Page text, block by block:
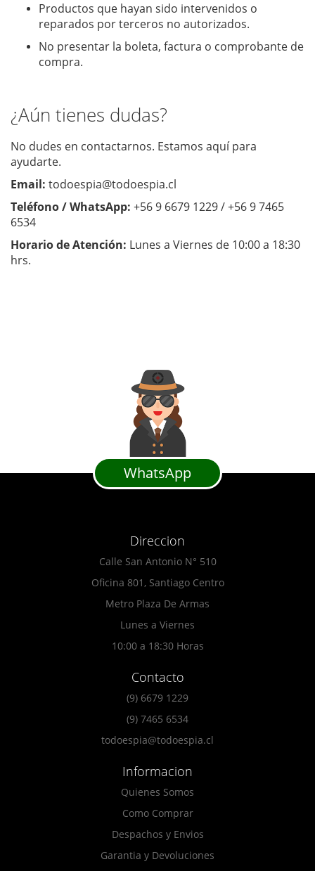
Productos que hayan sido intervenidos o
reparados por terceros no autorizados.
No presentar la boleta, factura o comprobante de
compra.
¿Aún tienes dudas?
No dudes en contactarnos. Estamos aquí para
ayudarte.
Email: todoespia@todoespia.cl
Teléfono / WhatsApp: +56 9 6679 1229 / +56 9 7465
6534
Horario de Atención: Lunes a Viernes de 10:00 a 18:30
hrs.
WhatsApp
Direccion
Calle San Antonio N° 510
Oficina 801, Santiago Centro
Metro Plaza De Armas
Lunes a Viernes
10:00 a 18:30 Horas
Contacto
(9) 6679 1229
(9) 7465 6534
todoespia@todoespia.cl
Informacion
Quienes Somos
Como Comprar
Despachos y Envios
Garantia y Devoluciones